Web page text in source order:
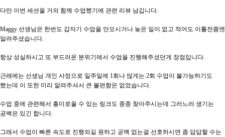
다만 이번 세션을 거의 함께 수업했기에 관련 리뷰 남깁니다
Maggy 선생님은 한번도 갑자기 수업을 안오시거나 늦은 일이 없고 적어도 이틀전쯤엔
알려주셨습니다
항상 성실하시고 또 부드러운 분위기에서 수업을 진행해주셨던게 장점입니다
근래에는 선생님 개인 사정으로 일주일에 1 회나 많게는 2회 수업이 불가능하기도
했는데 이 또한 미리 알려주셔서 큰 불편함은 없었습니다
수업 중에 관련해서 흥미로울 수 있는 링크도 종종 찾아주시는데 그러느라 생기는
공백은 있긴 합니다
그래서 수업이 빠른 속도로 진행되길 원하고 공백 없는걸 선호하시면 좀 답답할 수는